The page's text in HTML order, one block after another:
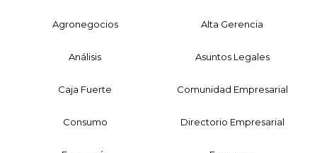
Agronegocios Alta Gerencia
Análisis Asuntos Legales
Caja Fuerte Comunidad Empresarial
Consumo Directorio Empresarial